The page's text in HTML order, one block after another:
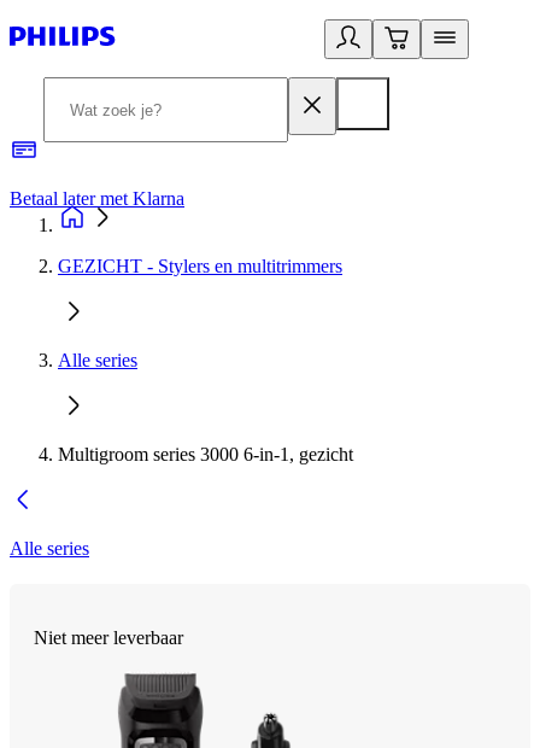
Betaal later met Klarna
GEZICHT - Stylers en multitrimmers
Alle series
Multigroom series 3000 6-in-1, gezicht
Alle series
Niet meer leverbaar